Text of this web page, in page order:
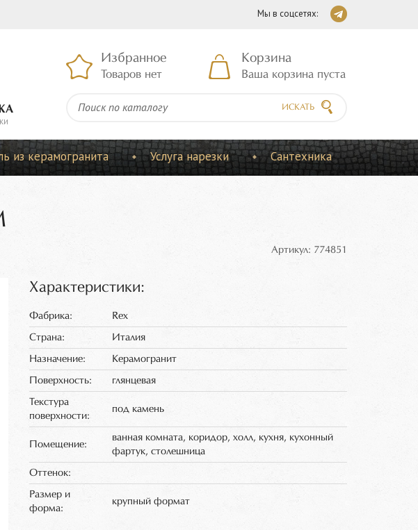
Мы в соцсетях:
Избранное
Товаров нет
Корзина
Ваша корзина пуста
ИСКАТЬ
из керамогранита Услуга нарезки Сантехника
Артикул: 774851
Характеристики:
Фабрика: Rex
Страна: Италия
Назначение: Керамогранит
Поверхность: глянцевая
Текстура
поверхности:
под камень
Помещение:
ванная комната, коридор, холл, кухня, кухонный
фартук, столешница
Оттенок:
Размер и
форма:
крупный формат